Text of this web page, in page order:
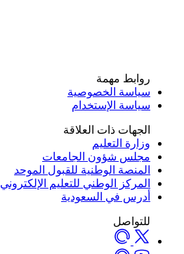
روابط مهمة
سياسة الخصوصية
سياسة الإستخدام
الجهات ذات العلاقة
وزارة التعليم
مجلس شؤون الجامعات
المنصة الوطنية للقبول الموحد
المركز الوطني للتعليم الإلكتروني
أدرس في السعودية
للتواصل